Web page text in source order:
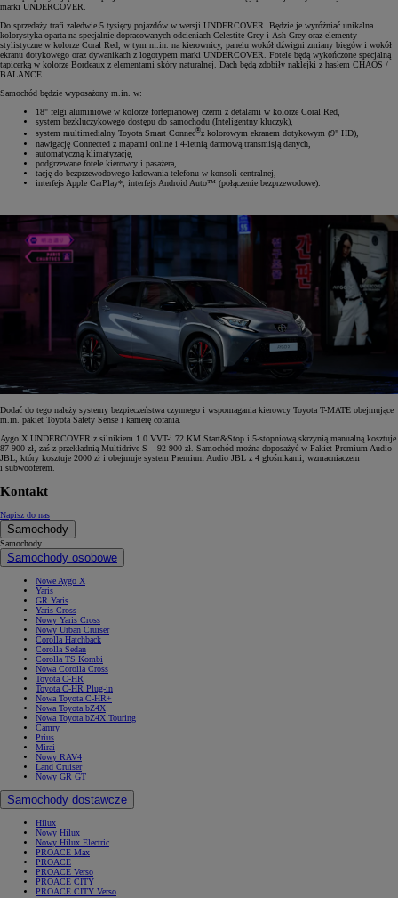
marki UNDERCOVER.
Do sprzedaży trafi zaledwie 5 tysięcy pojazdów w wersji UNDERCOVER. Będzie je wyróżniać unikalna
kolorystyka oparta na specjalnie dopracowanych odcieniach Celestite Grey i Ash Grey oraz elementy
stylistyczne w kolorze Coral Red, w tym m.in. na kierownicy, panelu wokół dźwigni zmiany biegów i wokół
ekranu dotykowego oraz dywanikach z logotypem marki UNDERCOVER. Fotele będą wykończone specjalną
tapicerką w kolorze Bordeaux z elementami skóry naturalnej. Dach będą zdobiły naklejki z hasłem CHAOS /
BALANCE.
Samochód będzie wyposażony m.in. w:
18" felgi aluminiowe w kolorze fortepianowej czerni z detalami w kolorze Coral Red,
system bezkluczykowego dostępu do samochodu (Inteligentny kluczyk),
system multimedialny Toyota Smart Connec®z kolorowym ekranem dotykowym (9" HD),
nawigację Connected z mapami online i 4-letnią darmową transmisją danych,
automatyczną klimatyzację,
podgrzewane fotele kierowcy i pasażera,
tację do bezprzewodowego ładowania telefonu w konsoli centralnej,
interfejs Apple CarPlay*, interfejs Android Auto™ (połączenie bezprzewodowe).
Dodać do tego należy systemy bezpieczeństwa czynnego i wspomagania kierowcy Toyota T-MATE obejmujące
m.in. pakiet Toyota Safety Sense i kamerę cofania.
Aygo X UNDERCOVER z silnikiem 1.0 VVT-i 72 KM Start&Stop i 5-stopniową skrzynią manualną kosztuje
87 900 zł, zaś z przekładnią Multidrive S – 92 900 zł. Samochód można doposażyć w Pakiet Premium Audio
JBL, który kosztuje 2000 zł i obejmuje system Premium Audio JBL z 4 głośnikami, wzmacniaczem
i subwooferem.
Kontakt
Napisz do nas
Samochody
Samochody
Samochody osobowe
Nowe Aygo X
Yaris
GR Yaris
Yaris Cross
Nowy Yaris Cross
Nowy Urban Cruiser
Corolla Hatchback
Corolla Sedan
Corolla TS Kombi
Nowa Corolla Cross
Toyota C-HR
Toyota C-HR Plug-in
Nowa Toyota C-HR+
Nowa Toyota bZ4X
Nowa Toyota bZ4X Touring
Camry
Prius
Mirai
Nowy RAV4
Land Cruiser
Nowy GR GT
Samochody dostawcze
Hilux
Nowy Hilux
Nowy Hilux Electric
PROACE Max
PROACE
PROACE Verso
PROACE CITY
PROACE CITY Verso